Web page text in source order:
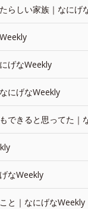
らしい家族｜なにげ
げなWeekly
にげなWeekly
できると思ってた｜
なWeekly
と｜なにげなWeekly